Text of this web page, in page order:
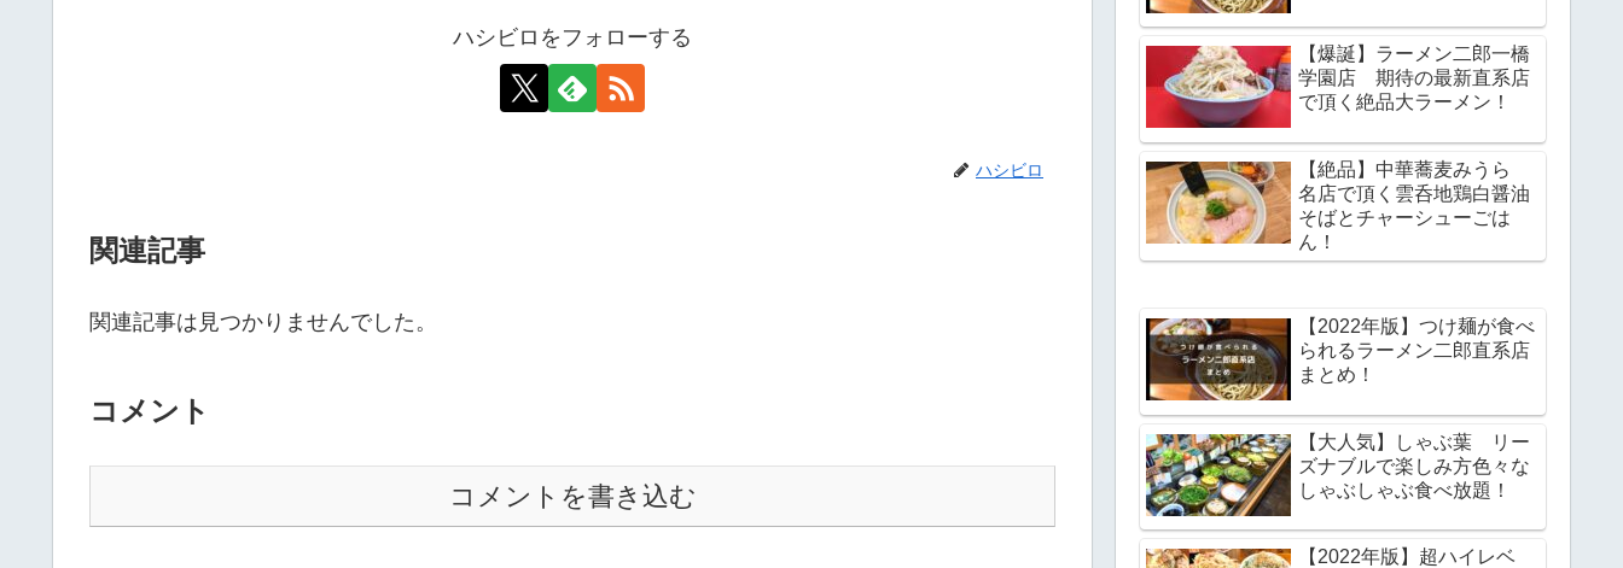
ハシビロをフォローする
ハシビロ
関連記事
関連記事は見つかりませんでした。
コメント
コメントを書き込む
【爆誕】ラーメン二郎一橋
学園店 期待の最新直系店
で頂く絶品大ラーメン！
【絶品】中華蕎麦みうら
名店で頂く雲呑地鶏白醤油
そばとチャーシューごは
ん！
【2022年版】つけ麺が食べ
られるラーメン二郎直系店
まとめ！
【大人気】しゃぶ葉 リー
ズナブルで楽しみ方色々な
しゃぶしゃぶ食べ放題！
【2022年版】超ハイレベ